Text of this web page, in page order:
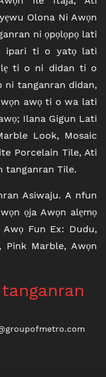
Olona Ni Awọn
ni ọpọlọpọ lati
ipari ti o yatọ lati
ilẹ ti o ni didan ti o
ni tanganran didan,
awọ ti o wa lati
Ilana Gigun Lati
Look, Mosaic
Porcelain Tile, Ati
tanganran Tile.
Asiwaju. A nfun
ọja Awọn alẹmọ
Fun Ex: Dudu,
Pink Marble, Awọn